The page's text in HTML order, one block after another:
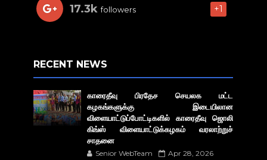
17.3k followers +1
RECENT NEWS
காரைதீவு பிரதேச செயலக மட்ட
கழகங்களுக்கு இடையிலான
விளையாட்டுப்போட்டிகளில் காரைதீவு ஜொலி
கிங்ஸ் விளையாட்டுக்கழகம் வரலாற்றுச்
சாதனை
Senior WebTeam Apr 28, 2026